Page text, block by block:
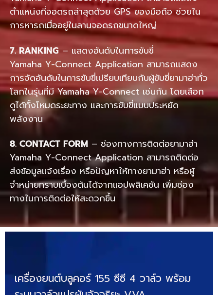
ตำแหน่งที่จอดรถล่าสุดด้วย GPS ของมือถือ ช่วยใน
การหารถเมื่ออยู่ในลานจอดรถขนาดใหญ่
7. RANKING – แสดงอันดับในการขับขี่
Yamaha Y-Connect Application สามารถแสดง
การจัดอันดับในการขับขี่เปรียบเทียบกับผู้ขับขี่ยามาฮ่าทั่ว
โลกในรุ่นที่มี Yamaha Y-Connect เช่นกัน โดยเลือก
ดูได้ทั้งโหมดระยะทาง และการขับขี่แบบประหยัด
พลังงาน
8. CONTACT FORM – ช่องทางการติดต่อยามาฮ่า
Yamaha Y-Connect Application สามารถติดต่อ
ส่งข้อมูลแจ้งเรื่อง หรือปัญหาให้ทางยามาฮ่า หรือผู้
จำหน่ายทราบเบื้องต้นได้จากแอปพลิเคชัน เพิ่มช่อง
ทางในการติดต่อให้สะดวกขึ้น
เครื่องยนต์บลูคอร์ 155 ซีซี 4 วาล์ว พร้อม